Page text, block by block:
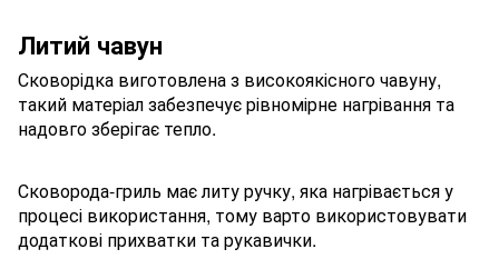
Литий чавун
Сковорідка виготовлена ​​з високоякісного чавуну,
такий матеріал забезпечує рівномірне нагрівання та
надовго зберігає тепло.
Сковорода-гриль має литу ручку, яка нагрівається у
процесі використання, тому варто використовувати
додаткові прихватки та рукавички.